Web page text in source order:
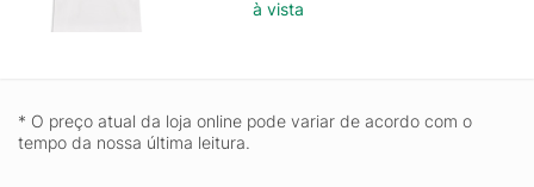
à vista
* O preço atual da loja online pode variar de acordo com o
tempo da nossa última leitura.